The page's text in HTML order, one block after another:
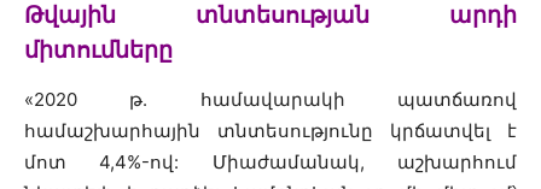
Թվային տնտեսության արդի
միտումները
«2020 թ. համավարակի պատճառով
համաշխարհային տնտեսությունը կրճատվել է
մոտ 4,4%-ով: Միաժամանակ, աշխարհում